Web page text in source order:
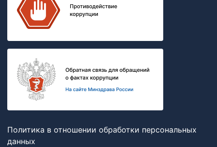
Политика в отношении обработки персональных
данных